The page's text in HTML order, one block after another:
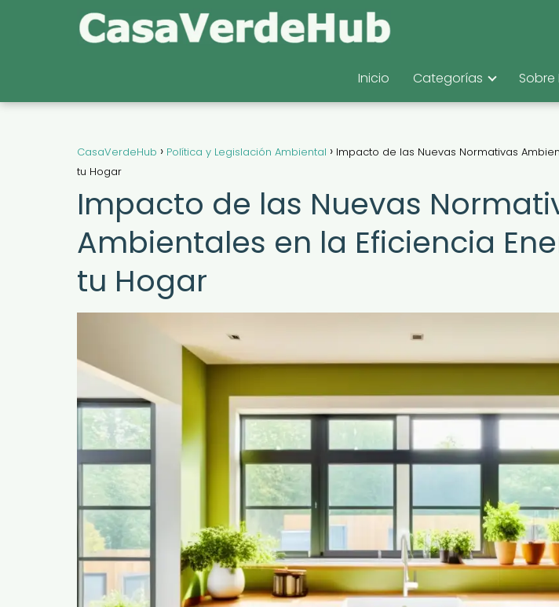
Inicio Categorías
CasaVerdeHub Política y Legislación Ambiental
Impacto de las Nuevas Normativas
tu Hogar
Impacto de las Nuevas
Ambientales en la Eficiencia
tu Hogar